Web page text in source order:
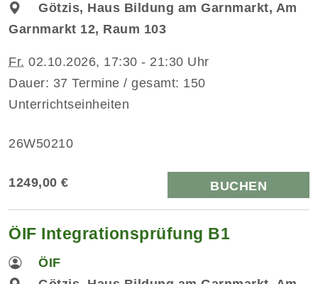
Götzis, Haus Bildung am Garnmarkt, Am
Garnmarkt 12, Raum 103
Fr. 02.10.2026, 17:30 - 21:30 Uhr
Dauer: 37 Termine / gesamt: 150
Unterrichtseinheiten
26W50210
1249,00 € BUCHEN
ÖIF Integrationsprüfung B1
ÖIF